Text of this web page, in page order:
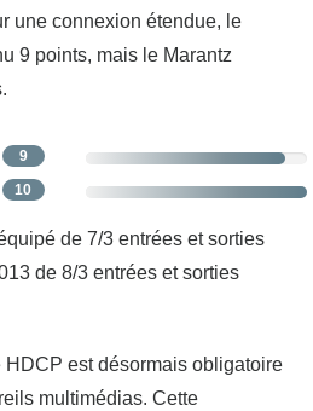
une connexion étendue, le
9 points, mais le Marantz
9
10
de 7/3 entrées et sorties
de 8/3 entrées et sorties
HDCP est désormais obligatoire
multimédias. Cette